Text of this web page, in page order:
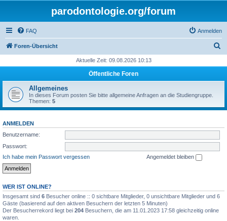
parodontologie.org/forum
FAQ Anmelden
Foren-Übersicht
h
Aktuelle Zeit: 09.08.2026 10:13
Öffentliche Foren
Allgemeines
In dieses Forum posten Sie bitte allgemeine Anfragen an die Studiengruppe.
Themen: 5
ANMELDEN
Benutzername:
Passwort:
Ich habe mein Passwort vergessen
Angemeldet bleiben
WER IST ONLINE?
Insgesamt sind 6 Besucher online :: 0 sichtbare Mitglieder, 0 unsichtbare Mitglieder und 6
Gäste (basierend auf den aktiven Besuchern der letzten 5 Minuten)
Der Besucherrekord liegt bei 204 Besuchern, die am 11.01.2023 17:58 gleichzeitig online
waren.